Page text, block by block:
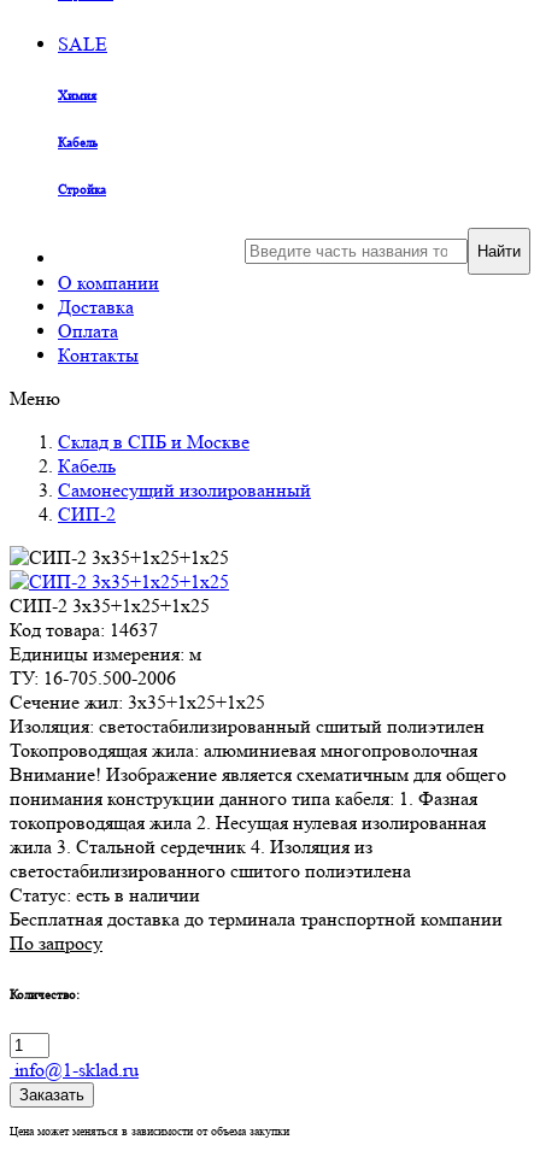
SALE
Химия
Кабель
Стройка
О компании
Доставка
Оплата
Контакты
Найти
Меню
Склад в СПБ и Москве
Кабель
Самонесущий изолированный
СИП-2
СИП-2 3х35+1х25+1х25
Код товара: 14637
Единицы измерения: м
ТУ: 16-705.500-2006
Сечение жил: 3х35+1х25+1х25
Изоляция: светостабилизированный сшитый полиэтилен
Токопроводящая жила: алюминиевая многопроволочная
Внимание! Изображение является схематичным для общего
понимания конструкции данного типа кабеля: 1. Фазная
токопроводящая жила 2. Несущая нулевая изолированная
жила 3. Стальной сердечник 4. Изоляция из
светостабилизированного сшитого полиэтилена
Статус: есть в наличии
Бесплатная доставка до терминала транспортной компании
По запросу
Количество:
info@1-sklad.ru
Заказать
Цена может меняться в зависимости от объема закупки